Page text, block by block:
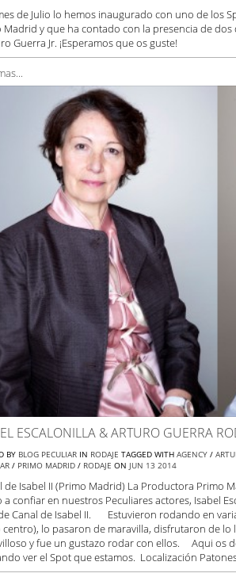
de Julio lo hemos inaugurado con uno de los
Madrid y que ha contado con la presencia de
Guerra Jr. ¡Esperamos que os guste!
ESCALONILLA & ARTURO GUERRA
BY BLOG PECULIAR IN RODAJE TAGGED WITH AGENCY /
/ PRIMO MADRID / RODAJE ON JUN 13 2014
de Isabel II (Primo Madrid) La Productora Primo
a confiar en nuestros Peculiares actores, Isabel
Canal de Isabel II. Estuvieron rodando en
centro), lo pasaron de maravilla, disfrutaron de
y fue un gustazo rodar con ellos. Aqui os
ver el Spot que estamos. Localización